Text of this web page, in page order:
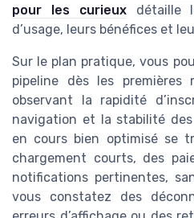
pour les curieuxdétaille
d’usage, leurs bénéfices et
Sur le plan pratique, vous
pipeline dès les premières
observant la rapidité
navigation et la stabilité des
en cours bien optimisé se
chargement courts, des
notifications pertinentes,
vous constatez des